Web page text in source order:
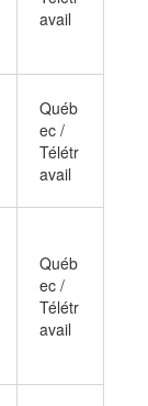
avail
Québ
ec /
Télétr
avail
Québ
ec /
Télétr
avail